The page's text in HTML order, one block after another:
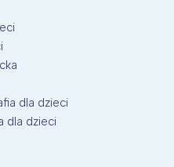
dla dzieci
dla dzieci